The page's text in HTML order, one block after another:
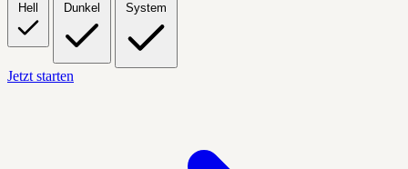
Hell Dunkel System
Jetzt starten